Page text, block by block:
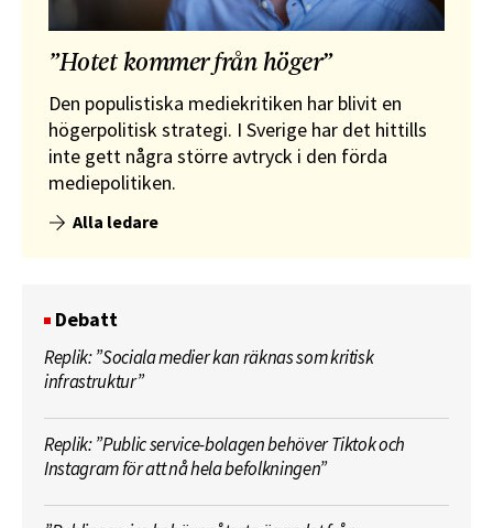
”Hotet kommer från höger”
Den populistiska mediekritiken har blivit en
högerpolitisk strategi. I Sverige har det hittills
inte gett några större avtryck i den förda
mediepolitiken.
Alla ledare
Debatt
Replik: ”Sociala medier kan räknas som kritisk
infrastruktur”
Replik: ”Public service-bolagen behöver Tiktok och
Instagram för att nå hela befolkningen”